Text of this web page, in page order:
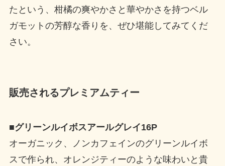
たという、柑橘の爽やかさと華やかさを持つベル
ガモットの芳醇な香りを、ぜひ堪能してみてくだ
さい。
販売されるプレミアムティー
■グリーンルイボスアールグレイ16P
オーガニック、ノンカフェインのグリーンルイボ
スで作られ、オレンジティーのような味わいと貴